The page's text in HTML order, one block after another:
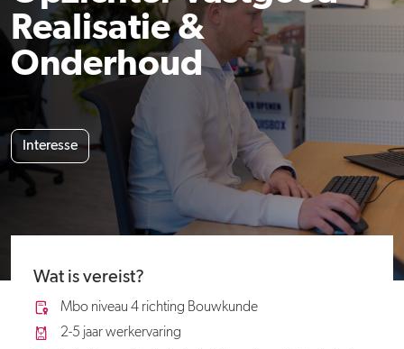
Realisatie &
Onderhoud
Interesse
Wat is vereist?
Mbo niveau 4 richting Bouwkunde
2-5 jaar werkervaring